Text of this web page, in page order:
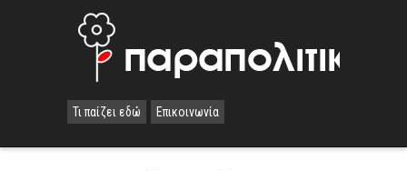
Τι παίζει εδώ Επικοινωνία